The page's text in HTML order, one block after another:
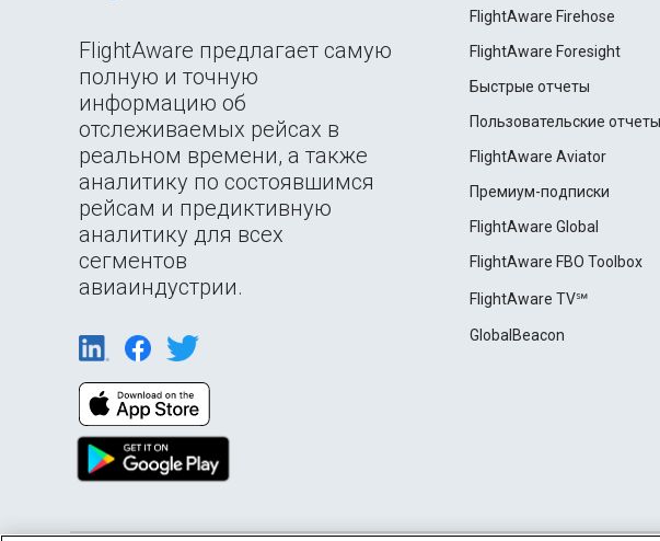
FlightAware предлагает самую
полную и точную
информацию об
отслеживаемых рейсах в
реальном времени, а также
аналитику по состоявшимся
рейсам и предиктивную
аналитику для всех
сегментов
авиаиндустрии.
FlightAware Firehose
FlightAware Foresight
Быстрые отчеты
Пользовательские отчеты
FlightAware Aviator
Премиум-подписки
FlightAware Global
FlightAware FBO Toolbox
FlightAware TV℠
GlobalBeacon